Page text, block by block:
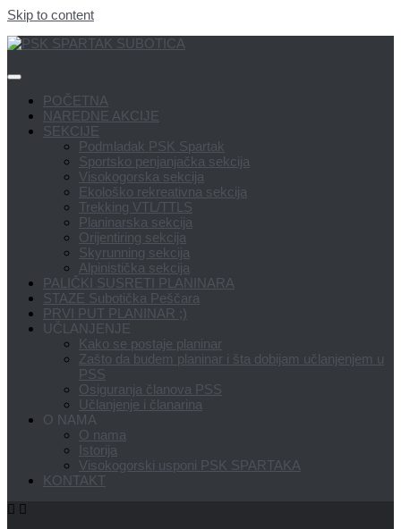
Skip to content
POČETNA
NAREDNE AKCIJE
SEKCIJE
Podmladak PSK Spartak
Sportsko penjanjačka sekcija
Visokogorska sekcija
Ekološko rekreativna sekcija
Trekking VTL/TTLS
Planinarska sekcija
Orijentiring sekcija
Skyrunning sekcija
Alpinistička sekcija
PALIČKI SUSRETI PLANINARA
STAZE Subotička Peščara
PRVI PUT PLANINAR ;)
UČLANJENJE
Kako se postaje planinar
Zašto da budem planinar i šta dobijam učlanjenjem u
PSS
Osiguranja članova PSS
Učlanjenje i članarina
O NAMA
O nama
Istorija
Visokogorski usponi PSK SPARTAKA
KONTAKT